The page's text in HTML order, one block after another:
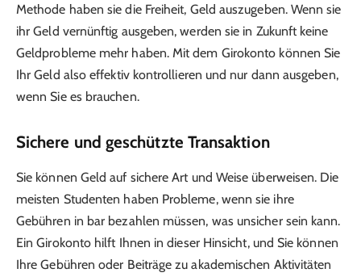
Methode haben sie die Freiheit, Geld auszugeben. Wenn sie
ihr Geld vernünftig ausgeben, werden sie in Zukunft keine
Geldprobleme mehr haben. Mit dem Girokonto können Sie
Ihr Geld also effektiv kontrollieren und nur dann ausgeben,
wenn Sie es brauchen.
Sichere und geschützte Transaktion
Sie können Geld auf sichere Art und Weise überweisen. Die
meisten Studenten haben Probleme, wenn sie ihre
Gebühren in bar bezahlen müssen, was unsicher sein kann.
Ein Girokonto hilft Ihnen in dieser Hinsicht, und Sie können
Ihre Gebühren oder Beiträge zu akademischen Aktivitäten